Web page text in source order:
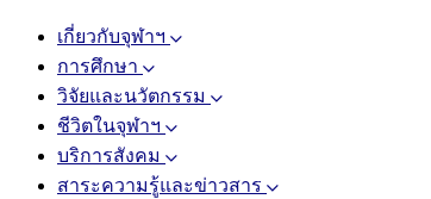
เกี่ยวกับจุฬาฯ
การศึกษา
วิจัยและนวัตกรรม
ชีวิตในจุฬาฯ
บริการสังคม
สาระความรู้และข่าวสาร